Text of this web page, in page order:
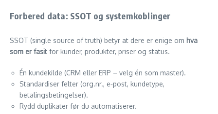
Forbered data: SSOT og systemkoblinger
SSOT (single source of truth) betyr at dere er enige om hva
som er fasit for kunder, produkter, priser og status.
Én kundekilde (CRM eller ERP – velg én som master).
Standardiser felter (org.nr., e‑post, kundetype,
betalingsbetingelser).
Rydd duplikater før du automatiserer.